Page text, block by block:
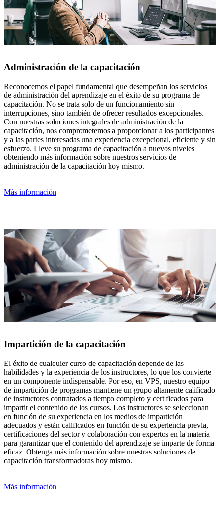
Administración de la capacitación
Reconocemos el papel fundamental que desempeñan los servicios
de administración del aprendizaje en el éxito de su programa de
capacitación. No se trata solo de un funcionamiento sin
interrupciones, sino también de ofrecer resultados excepcionales.
Con nuestras soluciones integrales de administración de la
capacitación, nos comprometemos a proporcionar a los participantes
y a las partes interesadas una experiencia excepcional, eficiente y sin
esfuerzo. Lleve su programa de capacitación a nuevos niveles
obteniendo más información sobre nuestros servicios de
administración de la capacitación hoy mismo.
Más información
Impartición de la capacitación
El éxito de cualquier curso de capacitación depende de las
habilidades y la experiencia de los instructores, lo que los convierte
en un componente indispensable. Por eso, en VPS, nuestro equipo
de impartición de programas mantiene un grupo altamente calificado
de instructores contratados a tiempo completo y certificados para
impartir el contenido de los cursos. Los instructores se seleccionan
en función de su experiencia en los medios de impartición
adecuados y están calificados en función de su experiencia previa,
certificaciones del sector y colaboración con expertos en la materia
para garantizar que el contenido del aprendizaje se imparte de forma
eficaz. Obtenga más información sobre nuestras soluciones de
capacitación transformadoras hoy mismo.
Más información